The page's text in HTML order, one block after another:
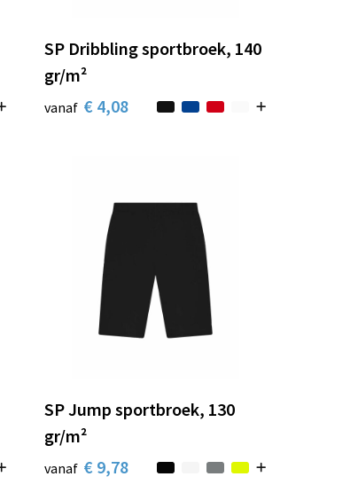
SP Dribbling sportbroek, 140
gr/m²
vanaf € 4,08
SP Jump sportbroek, 130
gr/m²
vanaf € 9,78